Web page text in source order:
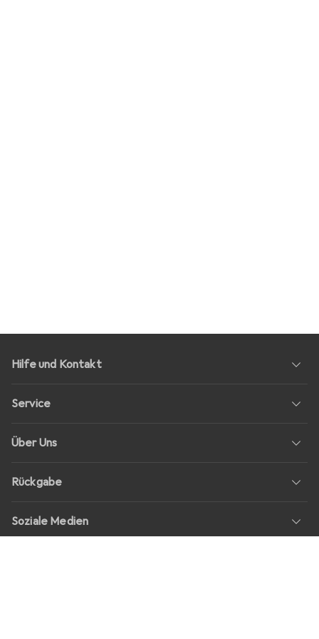
Hilfe und Kontakt
Service
Über Uns
Rückgabe
Soziale Medien